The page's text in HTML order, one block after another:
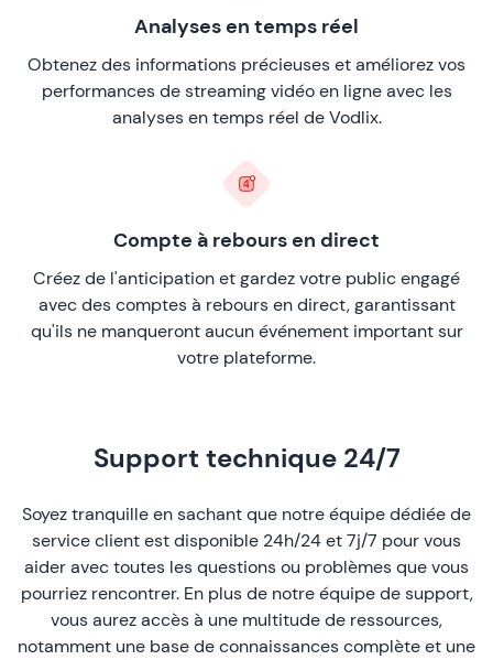
Analyses en temps réel
Obtenez des informations précieuses et améliorez vos
performances de streaming vidéo en ligne avec les
analyses en temps réel de Vodlix.
Compte à rebours en direct
Créez de l'anticipation et gardez votre public engagé
avec des comptes à rebours en direct, garantissant
qu'ils ne manqueront aucun événement important sur
votre plateforme.
Support technique 24/7
Soyez tranquille en sachant que notre équipe dédiée de
service client est disponible 24h/24 et 7j/7 pour vous
aider avec toutes les questions ou problèmes que vous
pourriez rencontrer. En plus de notre équipe de support,
vous aurez accès à une multitude de ressources,
notamment une base de connaissances complète et une